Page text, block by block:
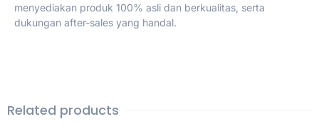
menyediakan produk 100% asli dan berkualitas, serta
dukungan after-sales yang handal.
Related products